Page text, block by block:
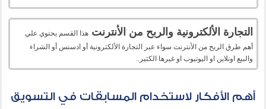
التجارة الألكترونية والربح من الأنترنت هذا القسم يحتوي علي
أهم طرق الربح من الأنترنت سواء عبر التجارة الألكترونية أو ادسنس أو الشراء
والبيع اونلاين او اليوتيوب او غيرها الكثير..
أهم الأفكار لاستخدام المسابقات في التسويق